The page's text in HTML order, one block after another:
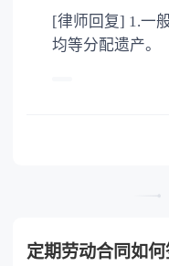
公证。
[律师回复] 1.一般情况下，同一顺序的各继承人
均等分配遗产。 2.同一顺序继承人继承遗产
或者与被继承人
的继承人，不
定期劳动合同如